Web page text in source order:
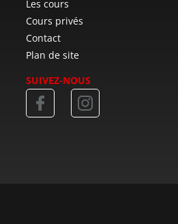
Les cours
Cours privés
Contact
Plan de site
SUIVEZ-NOUS